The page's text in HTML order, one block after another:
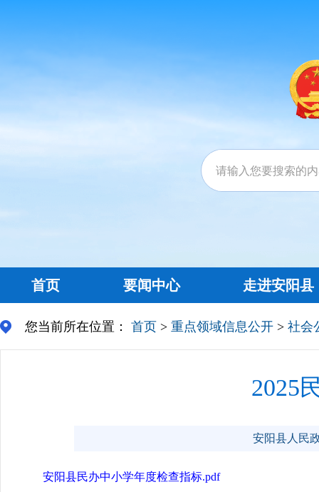
首页 要闻中心 走进安阳县
您当前所在位置： 首页 > 重点领域信息公开 > 社会
2025
安阳县人民
安阳县民办中小学年度检查指标.pdf